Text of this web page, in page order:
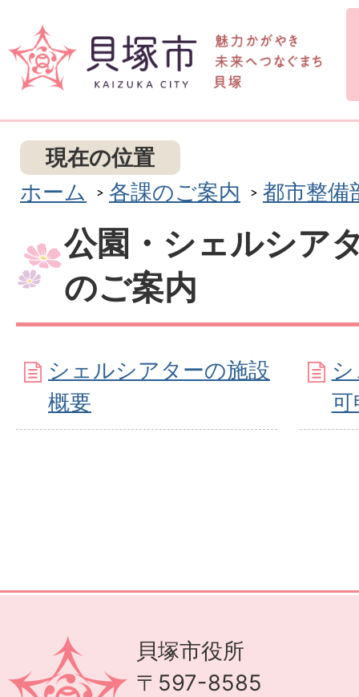
現在の位置
ホーム
各課のご案内 都市整備
公園・シェルシア
のご案内
シェルシアターの施設
概要
可
貝塚市役所
〒597-8585